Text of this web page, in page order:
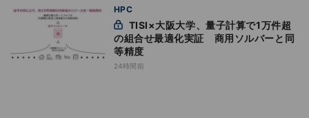
HPC
の組合せ最適化実証 商用ソルバーと同
等精度
24時間前